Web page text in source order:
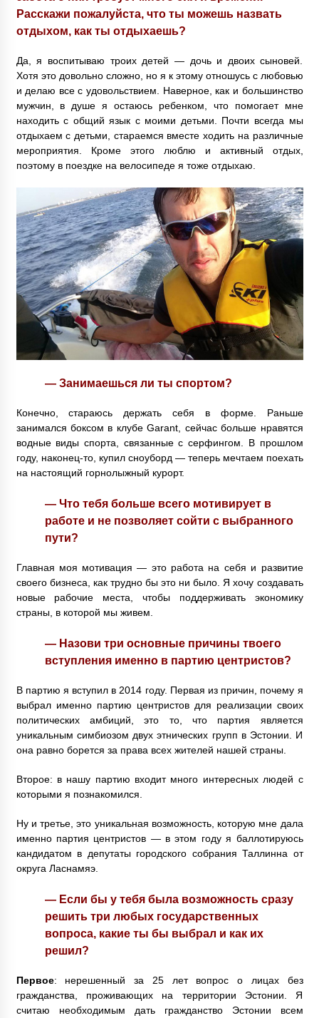
Расскажи пожалуйста, что ты можешь назвать
отдыхом, как ты отдыхаешь?
Да, я воспитываю троих детей — дочь и двоих сыновей.
Хотя это довольно сложно, но я к этому отношусь с любовью
и делаю все с удовольствием. Наверное, как и большинство
мужчин, в душе я остаюсь ребенком, что помогает мне
находить с общий язык с моими детьми. Почти всегда мы
отдыхаем с детьми, стараемся вместе ходить на различные
мероприятия. Кроме этого люблю и активный отдых,
поэтому в поездке на велосипеде я тоже отдыхаю.
— Занимаешься ли ты спортом?
Конечно, стараюсь держать себя в форме. Раньше
занимался боксом в клубе Garant, сейчас больше нравятся
водные виды спорта, связанные с серфингом. В прошлом
году, наконец-то, купил сноуборд — теперь мечтаем поехать
на настоящий горнолыжный курорт.
— Что тебя больше всего мотивирует в
работе и не позволяет сойти с выбранного
пути?
Главная моя мотивация — это работа на себя и развитие
своего бизнеса, как трудно бы это ни было. Я хочу создавать
новые рабочие места, чтобы поддерживать экономику
страны, в которой мы живем.
— Назови три основные причины твоего
вступления именно в партию центристов?
В партию я вступил в 2014 году. Первая из причин, почему я
выбрал именно партию центристов для реализации своих
политических амбиций, это то, что партия является
уникальным симбиозом двух этнических групп в Эстонии. И
она равно борется за права всех жителей нашей страны.
Второе: в нашу партию входит много интересных людей с
которыми я познакомился.
Ну и третье, это уникальная возможность, которую мне дала
именно партия центристов — в этом году я баллотируюсь
кандидатом в депутаты городского собрания Таллинна от
округа Ласнамяэ.
— Если бы у тебя была возможность сразу
решить три любых государственных
вопроса, какие ты бы выбрал и как их
решил?
Первое: нерешенный за 25 лет вопрос о лицах без
гражданства, проживающих на территории Эстонии. Я
считаю необходимым дать гражданство Эстонии всем